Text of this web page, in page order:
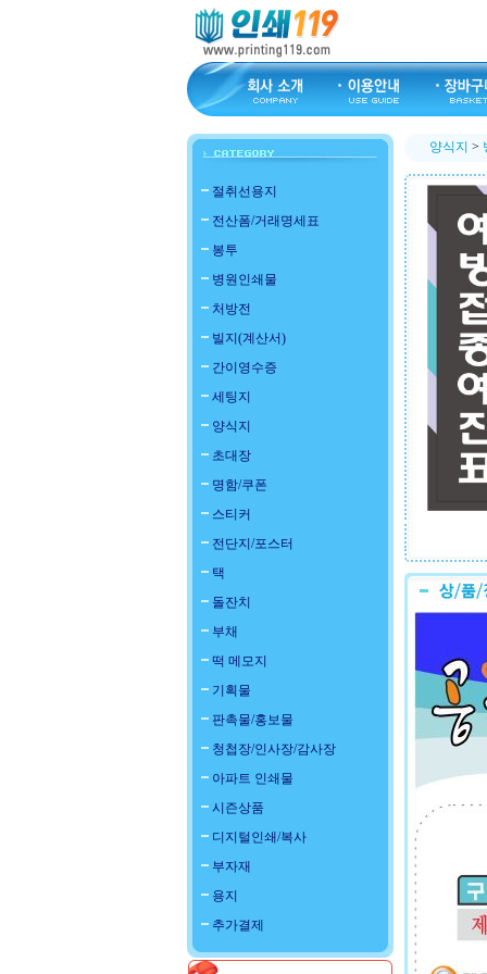
절취선용지
전산폼/거래명세표
봉투
병원인쇄물
처방전
빌지(계산서)
간이영수증
세팅지
양식지
초대장
명함/쿠폰
스티커
전단지/포스터
택
돌잔치
부채
떡 메모지
기획물
판촉물/홍보물
청첩장/인사장/감사장
아파트 인쇄물
시즌상품
디지털인쇄/복사
부자재
용지
추가결제
양식지 >